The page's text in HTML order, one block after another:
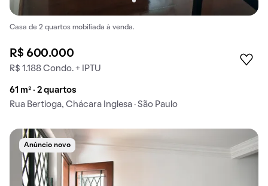
Casa de 2 quartos mobiliada à venda.
R$ 600.000
R$ 1.188 Condo. + IPTU
61 m² · 2 quartos
Rua Bertioga, Chácara Inglesa · São Paulo
Anúncio novo